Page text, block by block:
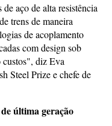
aço de alta resistência
trens de maneira
de acoplamento
com design sob
custos", diz Eva
Steel Prize e chefe de
última geração